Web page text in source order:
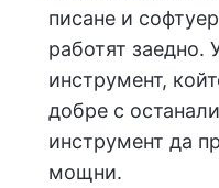
писане и
работят заедно.
инструмент,
добре с
инструмент да
мощни.